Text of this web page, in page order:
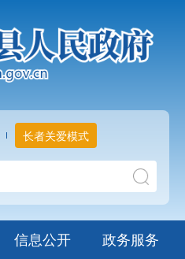
长者关爱模式
信息公开
政务服务